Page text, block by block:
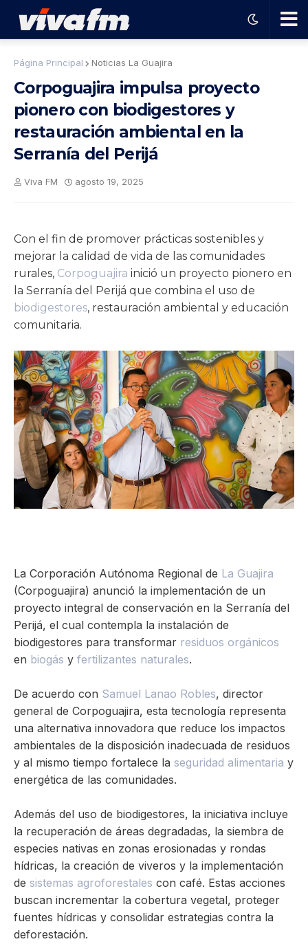
Ha
ble
pro
gra
Página Principal Noticias La Guajira
Corpoguajira impulsa proyecto
pionero con biodigestores y
restauración ambiental en la
Serranía del Perijá
Viva FM agosto 19, 2025
Con el fin de promover prácticas sostenibles y
mejorar la calidad de vida de las comunidades
rurales, Corpoguajira inició un proyecto pionero en
la Serranía del Perijá que combina el uso de
biodigestores, restauración ambiental y educación
comunitaria.
La Corporación Autónoma Regional de La Guajira
(Corpoguajira) anunció la implementación de un
proyecto integral de conservación en la Serranía del
Perijá, el cual contempla la instalación de
biodigestores para transformar residuos orgánicos
en biogás y fertilizantes naturales.
De acuerdo con Samuel Lanao Robles, director
general de Corpoguajira, esta tecnología representa
una alternativa innovadora que reduce los impactos
ambientales de la disposición inadecuada de residuos
y al mismo tiempo fortalece la seguridad alimentaria y
energética de las comunidades.
Además del uso de biodigestores, la iniciativa incluye
la recuperación de áreas degradadas, la siembra de
especies nativas en zonas erosionadas y rondas
hídricas, la creación de viveros y la implementación
de sistemas agroforestales con café. Estas acciones
buscan incrementar la cobertura vegetal, proteger
fuentes hídricas y consolidar estrategias contra la
deforestación.